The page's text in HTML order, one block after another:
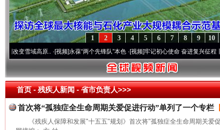
10
9
8
7
6
5
4
3
2
1
变雪域高原..·[视频]永葆“两个先锋队”本色·[视频]牢记初心使命 奋进复兴征程丨宝
首页- 残疾人新闻 -省市负责人>>>
首次将“孤独症全生命周期关爱促进行动”单列了一个专栏
《残疾人保障和发展"十五五"规划》首次将"孤独症全生命周期关爱